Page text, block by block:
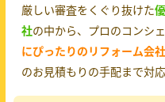
厳しい審査をくぐり抜けた
社の中から、プロのコンシ
にぴったりのリフォーム会社
のお見積もりの手配まで対